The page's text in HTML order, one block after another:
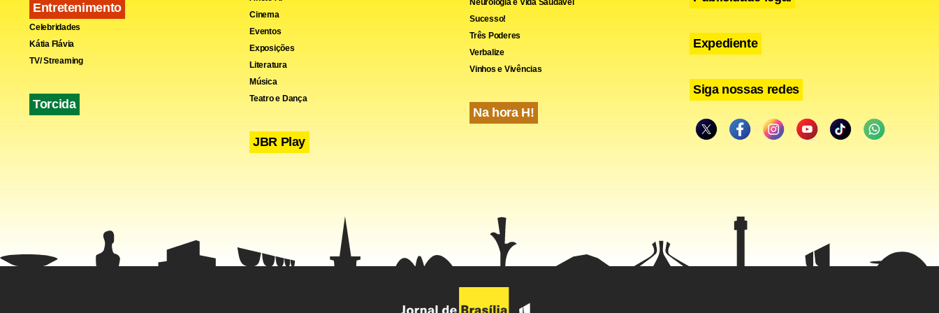
Entretenimento
Celebridades
Kátia Flávia
TV/ Streaming
Torcida
Cinema
Eventos
Exposições
Literatura
Música
Teatro e Dança
JBR Play
Neurologia e Vida Saudável
Sucesso!
Três Poderes
Verbalize
Vinhos e Vivências
Na hora H!
Expediente
Siga nossas redes